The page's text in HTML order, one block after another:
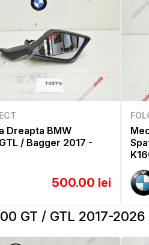
Dreapta BMW
/ Bagger 2017 -
500.00 lei
GT / GTL 2017-2026